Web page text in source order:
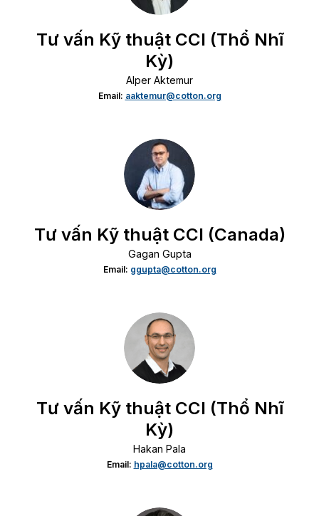
Tư vấn Kỹ thuật CCI (Thổ Nhĩ
Kỳ)
Alper Aktemur
Email: aaktemur@cotton.org
Tư vấn Kỹ thuật CCI (Canada)
Gagan Gupta
Email: ggupta@cotton.org
Tư vấn Kỹ thuật CCI (Thổ Nhĩ
Kỳ)
Hakan Pala
Email: hpala@cotton.org